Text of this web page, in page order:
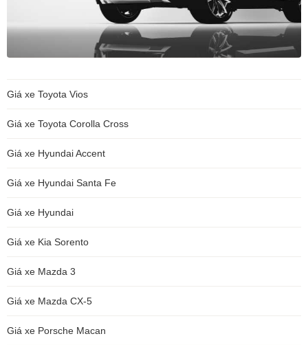
Giá xe Toyota Vios
Giá xe Toyota Corolla Cross
Giá xe Hyundai Accent
Giá xe Hyundai Santa Fe
Giá xe Hyundai
Giá xe Kia Sorento
Giá xe Mazda 3
Giá xe Mazda CX-5
Giá xe Porsche Macan